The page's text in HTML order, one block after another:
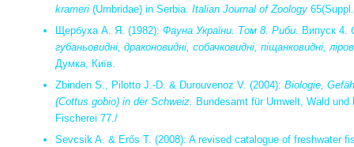
krameri (Umbridae) in Serbia. Italian Journal of Zoology
Щербуха А. Я. (1982): Фауна України. Том 8. Риби. Випуск 4.
губаньовидні, драконовидні, собачковидні, піщанковидні,
Думка, Київ.
Zbinden S., Pilotto J.-D. & Durouvenoz V. (2004): Biologie,
(Cottus gobio) in der Schweiz. Bundesamt für Umwelt, Wald
Fischerei 77./
Sevcsik A. & Erős T. (2008): A revised catalogue of freshwater